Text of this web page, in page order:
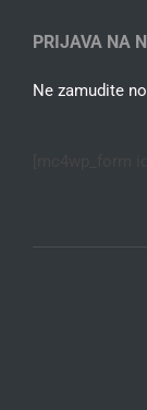
PRIJAVA NA
Ne zamudite